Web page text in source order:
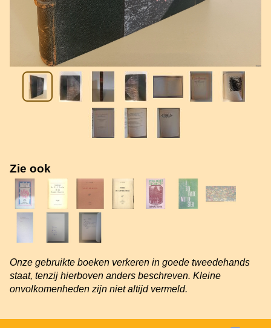
Zie ook
Onze gebruikte boeken verkeren in goede tweedehands
staat, tenzij hierboven anders beschreven. Kleine
onvolkomenheden zijn niet altijd vermeld.